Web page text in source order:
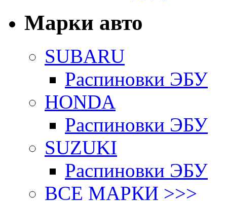
Марки авто
SUBARU
Распиновки ЭБУ
HONDA
Распиновки ЭБУ
SUZUKI
Распиновки ЭБУ
ВСЕ МАРКИ >>>